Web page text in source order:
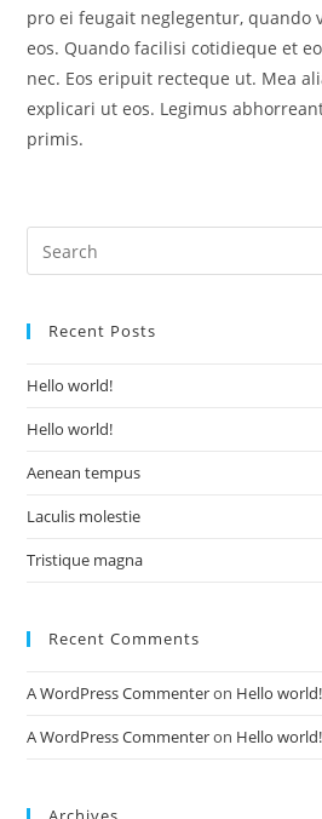
pro ei feugait neglegentur, quando
eos. Quando facilisi cotidieque et
nec. Eos eripuit recteque ut. Mea
explicari ut eos. Legimus
primis.
Recent Posts
Hello world!
Hello world!
Aenean tempus
Laculis molestie
Tristique magna
Recent Comments
A WordPress Commenteron Hello world!
A WordPress Commenteron Hello world!